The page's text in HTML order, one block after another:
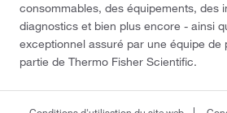
consommables, des équipements, des
diagnostics et bien plus encore - ainsi
exceptionnel assuré par une équipe de
partie de Thermo Fisher Scientific.